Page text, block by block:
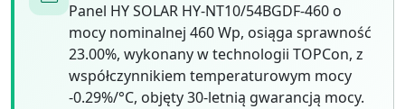
Panel HY SOLAR HY-NT10/54BGDF-460 o
mocy nominalnej 460 Wp, osiąga sprawność
23.00%, wykonany w technologii TOPCon, z
współczynnikiem temperaturowym mocy
-0.29%/°C, objęty 30-letnią gwarancją mocy.